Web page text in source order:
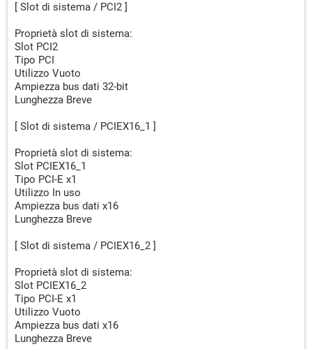
[ Slot di sistema / PCI2 ]
Proprietà slot di sistema:
Slot PCI2
Tipo PCI
Utilizzo Vuoto
Ampiezza bus dati 32-bit
Lunghezza Breve
[ Slot di sistema / PCIEX16_1 ]
Proprietà slot di sistema:
Slot PCIEX16_1
Tipo PCI-E x1
Utilizzo In uso
Ampiezza bus dati x16
Lunghezza Breve
[ Slot di sistema / PCIEX16_2 ]
Proprietà slot di sistema:
Slot PCIEX16_2
Tipo PCI-E x1
Utilizzo Vuoto
Ampiezza bus dati x16
Lunghezza Breve